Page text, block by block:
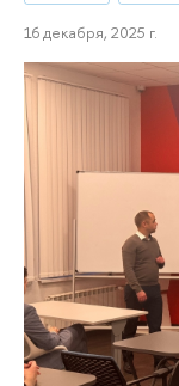
16 декабря, 2025 г.